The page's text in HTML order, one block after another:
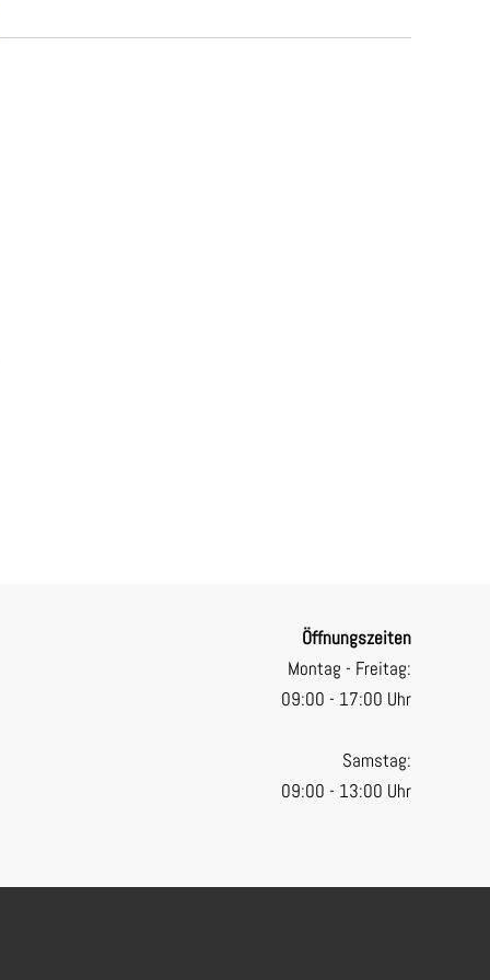
Öffnungszeiten
Montag - Freitag:
09:00 - 17:00 Uhr
Samstag:
09:00 - 13:00 Uhr